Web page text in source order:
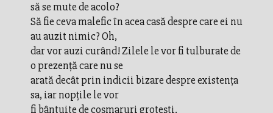
să se mute de acolo?
Să fie ceva malefic în acea casă despre care ei nu
au auzit nimic? Oh,
dar vor auzi curând! Zilele le vor fi tulburate de
o prezență care nu se
arată decât prin indicii bizare despre existența
sa, iar nopțile le vor
fi bântuite de coșmaruri grotești.